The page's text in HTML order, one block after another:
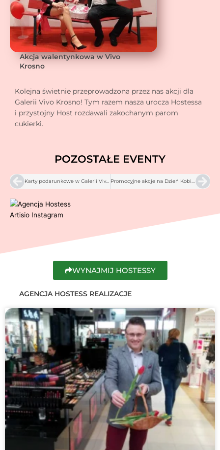
Akcja walentynkowa w Vivo
Krosno
Kolejna świetnie przeprowadzona przez nas akcji dla
Galerii Vivo Krosno! Tym razem nasza urocza Hostessa
i przystojny Host rozdawali zakochanym parom
cukierki.
POZOSTAŁE EVENTY
Prev Karty podarunkowe w Galerii Vivo Krosno Promocyjne akcje na Dzień Kobiet w krośnieńskich Galeriach
WYNAJMIJ HOSTESSY
AGENCJA HOSTESS REALIZACJE